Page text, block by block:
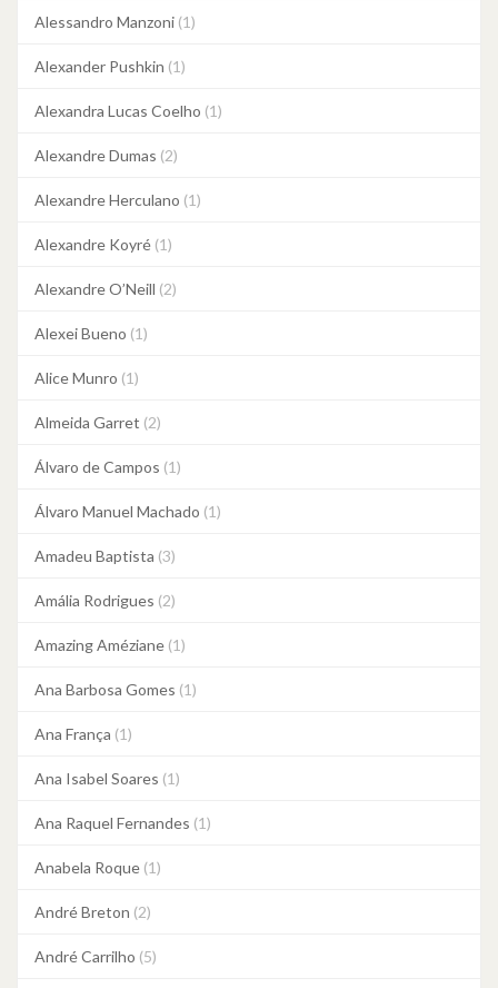
Alessandro Manzoni (1)
Alexander Pushkin (1)
Alexandra Lucas Coelho (1)
Alexandre Dumas (2)
Alexandre Herculano (1)
Alexandre Koyré (1)
Alexandre O’Neill (2)
Alexei Bueno (1)
Alice Munro (1)
Almeida Garret (2)
Álvaro de Campos (1)
Álvaro Manuel Machado (1)
Amadeu Baptista (3)
Amália Rodrigues (2)
Amazing Améziane (1)
Ana Barbosa Gomes (1)
Ana França (1)
Ana Isabel Soares (1)
Ana Raquel Fernandes (1)
Anabela Roque (1)
André Breton (2)
André Carrilho (5)